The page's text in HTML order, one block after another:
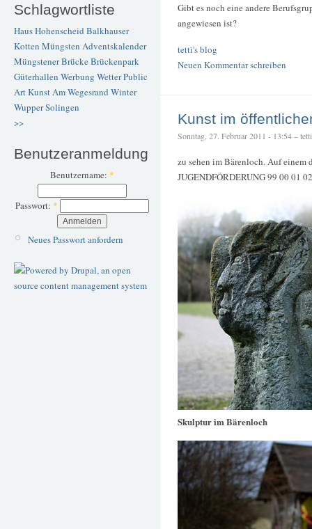
Schlagwortliste
Haus Hohenscheid Balkhauser
Kotten Müngsten Adventskalender
Müngstener BrückeBrückenpark
Güterhallen Werbung WetterPublic
ArtKunstAm Wegesrand Winter
WupperSolingen
>>
Benutzeranmeldung
Benutzername: *
Passwort: *
Neues Passwort anfordern
Gibt es noch eine andere
angewiesen ist?
tetti's blog
Neuen Kommentar schreiben
Kunst im
Sonntag, 27. Februar 2011 - 13:54 – tetti
zu sehen im Bärenloch. Auf einem
JUGENDFÖRDERUNG 99 00 01
Skulptur im Bärenloch